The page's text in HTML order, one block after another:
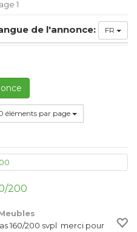
1
de l'annonce: FR
éléments par page
200
160/200 svpl merci pour